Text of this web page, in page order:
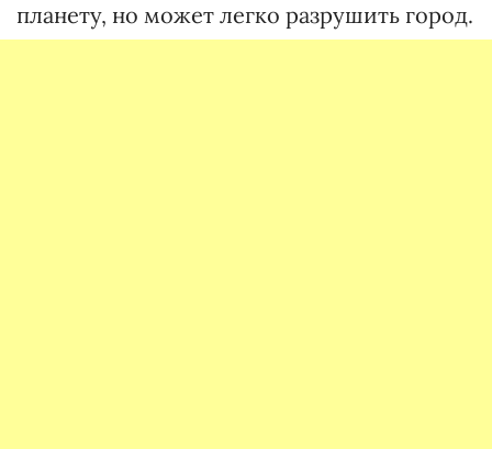
планету, но может легко разрушить город.